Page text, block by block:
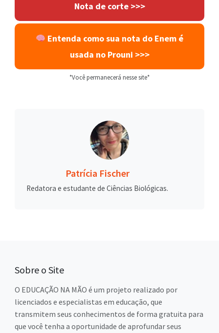
Nota de corte >>>
Entenda como sua nota do Enem é
usada no Prouni >>>
*Você permanecerá nesse site*
Patrícia Fischer
Redatora e estudante de Ciências Biológicas.
Sobre o Site
O EDUCAÇÃO NA MÃO é um projeto realizado por
licenciados e especialistas em educação, que
transmitem seus conhecimentos de forma gratuita para
que você tenha a oportunidade de aprofundar seus